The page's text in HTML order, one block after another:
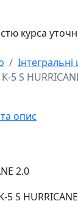
курса
S
опис